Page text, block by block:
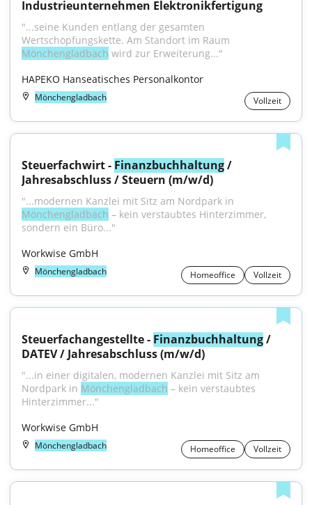
Industrieunternehmen Elektronikfertigung
"...seine Kunden entlang der gesamten
Mönchengladbach wird zur Erweiterung..."
HAPEKO Hanseatisches Personalkontor
Mönchengladbach Vollzeit
Steuerfachwirt - Finanzbuchhaltung /
Jahresabschluss / Steuern (m/w/d)
Mönchengladbach – kein verstaubtes Hinterzimmer,
sondern ein Büro..."
Workwise GmbH
Mönchengladbach Homeoffice Vollzeit
Steuerfachangestellte - Finanzbuchhaltung /
DATEV / Jahresabschluss (m/w/d)
"...in einer digitalen, modernen Kanzlei mit Sitz am
Nordpark in Mönchengladbach – kein verstaubtes
Hinterzimmer..."
Workwise GmbH
Mönchengladbach Homeoffice Vollzeit